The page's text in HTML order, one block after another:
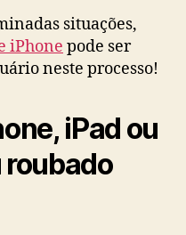
situações,
iPhone pode ser
neste processo!
iPad ou
roubado